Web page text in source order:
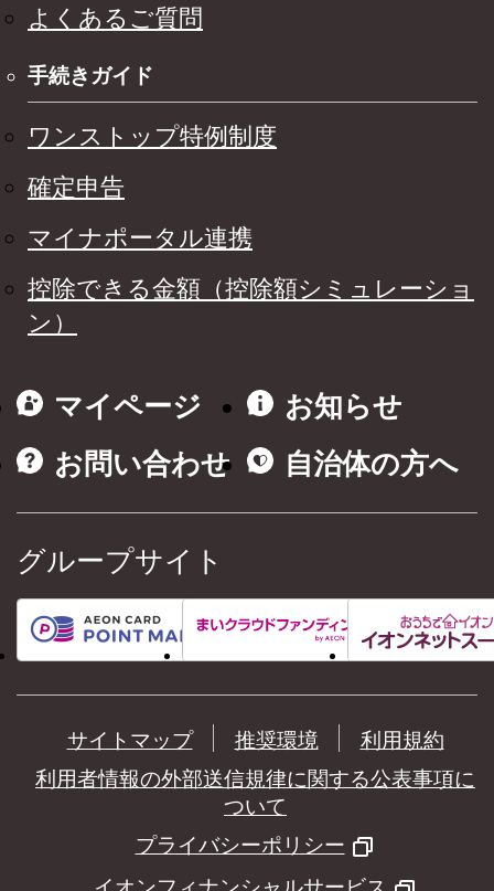
よくあるご質問
手続きガイド
ワンストップ特例制度
確定申告
マイナポータル連携
控除できる金額（控除額シミュレーショ
ン）
マイページ
お知らせ
お問い合わせ
自治体の方へ
グループサイト
サイトマップ 推奨環境
利用規約
利用者情報の外部送信規律に関する公表事項に
ついて
プライバシーポリシー